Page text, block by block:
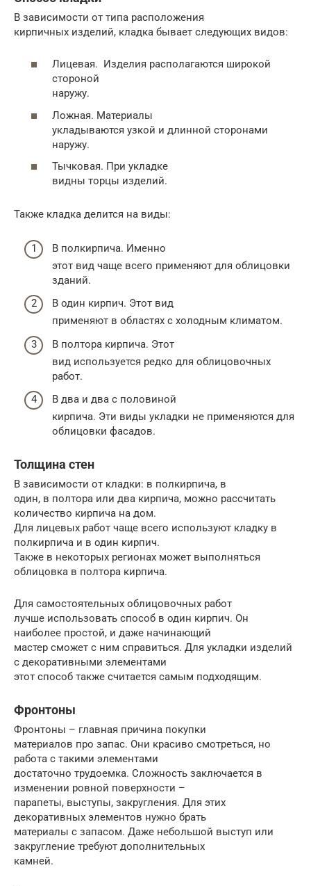
В зависимости от типа расположения
кирпичных изделий, кладка бывает следующих видов:
Лицевая. Изделия располагаются широкой
стороной
наружу.
Ложная. Материалы
укладываются узкой и длинной сторонами
наружу.
Тычковая. При укладке
видны торцы изделий.
Также кладка делится на виды:
В полкирпича. Именно
этот вид чаще всего применяют для облицовки
зданий.
В один кирпич. Этот вид
применяют в областях с холодным климатом.
В полтора кирпича. Этот
вид используется редко для облицовочных
работ.
В два и два с половиной
кирпича. Эти виды укладки не применяются для
облицовки фасадов.
Толщина стен
В зависимости от кладки: в полкирпича, в
один, в полтора или два кирпича, можно рассчитать
количество кирпича на дом.
Для лицевых работ чаще всего используют кладку в
полкирпича и в один кирпич.
Также в некоторых регионах может выполняться
облицовка в полтора кирпича.
Для самостоятельных облицовочных работ
лучше использовать способ в один кирпич. Он
наиболее простой, и даже начинающий
мастер сможет с ним справиться. Для укладки изделий
с декоративными элементами
этот способ также считается самым подходящим.
Фронтоны
Фронтоны – главная причина покупки
материалов про запас. Они красиво смотреться, но
работа с такими элементами
достаточно трудоемка. Сложность заключается в
изменении ровной поверхности –
парапеты, выступы, закругления. Для этих
декоративных элементов нужно брать
материалы с запасом. Даже небольшой выступ или
закругление требуют дополнительных
камней.